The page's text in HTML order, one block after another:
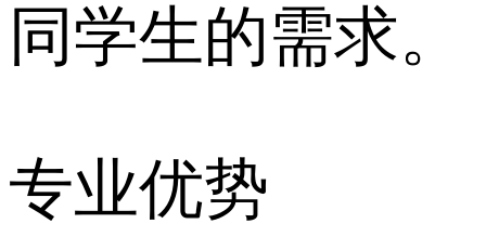
同学生的需求。
专业优势